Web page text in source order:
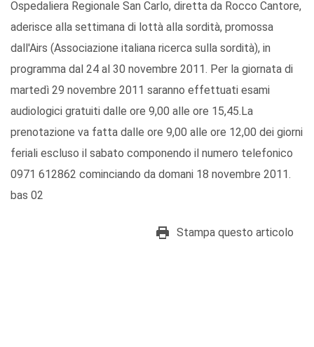
Ospedaliera Regionale San Carlo, diretta da Rocco Cantore,
aderisce alla settimana di lottà alla sordità, promossa
dall'Airs (Associazione italiana ricerca sulla sordità), in
programma dal 24 al 30 novembre 2011. Per la giornata di
martedì 29 novembre 2011 saranno effettuati esami
audiologici gratuiti dalle ore 9,00 alle ore 15,45.La
prenotazione va fatta dalle ore 9,00 alle ore 12,00 dei giorni
feriali escluso il sabato componendo il numero telefonico
0971 612862 cominciando da domani 18 novembre 2011.
bas 02
Stampa questo articolo